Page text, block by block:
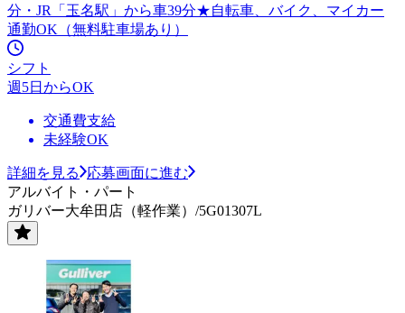
分・JR「玉名駅」から車39分★自転車、バイク、マイカー
通勤OK（無料駐車場あり）
シフト
週5日からOK
交通費支給
未経験OK
詳細を見る
応募画面に進む
アルバイト・パート
ガリバー大牟田店（軽作業）/5G01307L